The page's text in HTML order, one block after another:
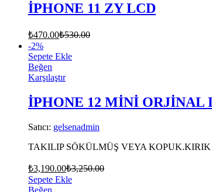
İPHONE 11 ZY LCD
₺470.00₺530.00
-2%
Sepete Ekle
Beğen
Karşılaştır
İPHONE 12 MİNİ ORJİNAL
Satıcı: gelsenadmin
TAKILIP SÖKÜLMÜŞ VEYA
₺3,190.00₺3,250.00
Sepete Ekle
Beğen